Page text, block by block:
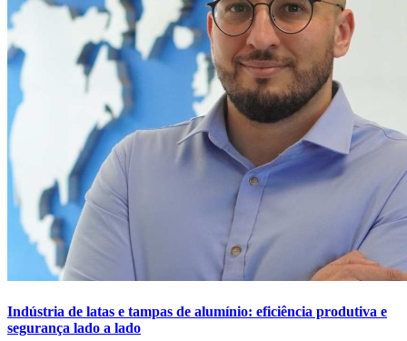
Indústria de latas e tampas de alumínio: eficiência produtiva e
segurança lado a lado